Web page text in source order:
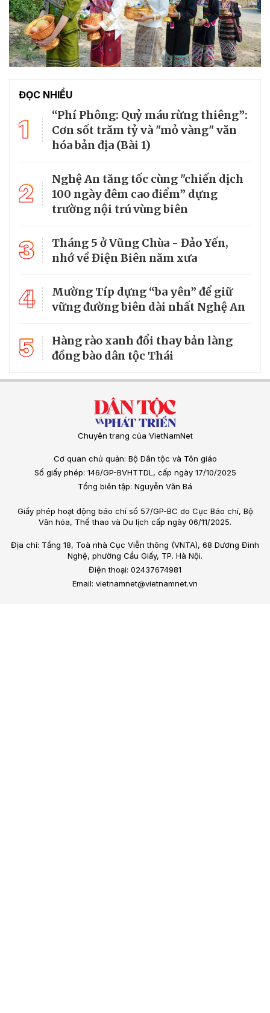
ĐỌC NHIỀU
1
“Phí Phông: Quỷ máu rừng thiêng”:
Cơn sốt trăm tỷ và "mỏ vàng" văn
hóa bản địa (Bài 1)
2
Nghệ An tăng tốc cùng "chiến dịch
100 ngày đêm cao điểm” dựng
trường nội trú vùng biên
3
Tháng 5 ở Vũng Chùa - Đảo Yến,
nhớ về Điện Biên năm xưa
4
Mường Típ dựng “ba yên” để giữ
vững đường biên dài nhất Nghệ An
5
Hàng rào xanh đổi thay bản làng
đồng bào dân tộc Thái
Chuyên trang của VietNamNet
Cơ quan chủ quản: Bộ Dân tộc và Tôn giáo
Số giấy phép: 146/GP-BVHTTDL, cấp ngày 17/10/2025
Tổng biên tập: Nguyễn Văn Bá
Giấy phép hoạt động báo chí số 57/GP-BC do Cục Báo chí, Bộ
Văn hóa, Thể thao và Du lịch cấp ngày 06/11/2025.
Địa chỉ: Tầng 18, Toà nhà Cục Viễn thông (VNTA), 68 Dương Đình
Nghệ, phường Cầu Giấy, TP. Hà Nội.
Điện thoại: 02437674981
Email: vietnamnet@vietnamnet.vn